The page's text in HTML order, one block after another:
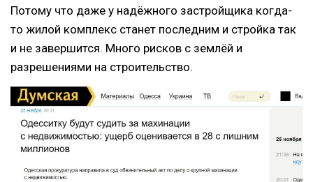
Потому что даже у надёжного застройщика когда-
то жилой комплекс станет последним и стройка так
и не завершится. Много рисков с землёй и
разрешениями на строительство.